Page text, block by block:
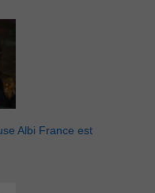
Albi France est